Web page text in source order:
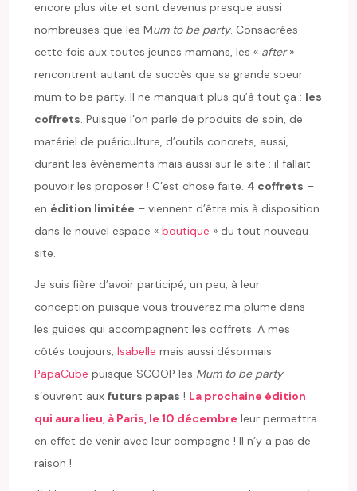
encore plus vite et sont devenus presque aussi
nombreuses que les Mum to be party. Consacrées
cette fois aux toutes jeunes mamans, les « after»
rencontrent autant de succès que sa grande soeur
mum to be party. Il ne manquait plus qu’à tout ça : les
coffrets. Puisque l’on parle de produits de soin, de
matériel de puériculture, d’outils concrets, aussi,
durant les événements mais aussi sur le site : il fallait
pouvoir les proposer ! C’est chose faite. 4 coffrets –
en édition limitée – viennent d’être mis à disposition
dans le nouvel espace «boutique » du tout nouveau
site.
Je suis fière d’avoir participé, un peu, à leur
conception puisque vous trouverez ma plume dans
les guides qui accompagnent les coffrets. A mes
côtés toujours,Isabelle mais aussi désormais
PapaCube puisque SCOOP les Mum to be party
s’ouvrent auxfuturs papas ! La prochaine édition
qui aura lieu, à Paris, le 10 décembre leur permettra
en effet de venir avec leur compagne ! Il n’y a pas de
raison !